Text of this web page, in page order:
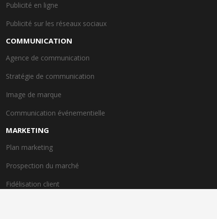
Publicité en ligne
Publicité sur les réseaux sociaux
COMMUNICATION
Agence de communication
Stratégie de communication
Image de marque
Communication événementielle
MARKETING
Plan marketing
Prospection du marché
Fidélisation client